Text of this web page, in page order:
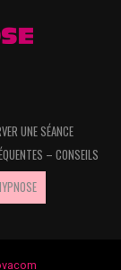
UNE SÉANCE
– CONSEILS